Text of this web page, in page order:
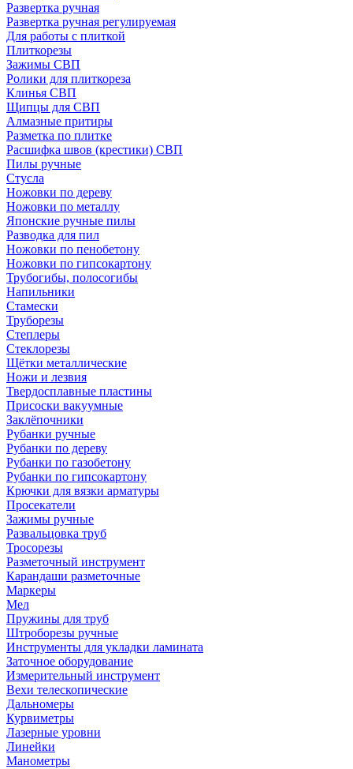
Развертка ручная
Развертка ручная регулируемая
Для работы с плиткой
Плиткорезы
Зажимы СВП
Ролики для плиткореза
Клинья СВП
Щипцы для СВП
Алмазные притиры
Разметка по плитке
Расшифка швов (крестики) СВП
Пилы ручные
Стусла
Ножовки по дереву
Ножовки по металлу
Японские ручные пилы
Разводка для пил
Ножовки по пенобетону
Ножовки по гипсокартону
Трубогибы, полосогибы
Напильники
Стамески
Труборезы
Степлеры
Стеклорезы
Щётки металлические
Ножи и лезвия
Твердосплавные пластины
Присоски вакуумные
Заклёпочники
Рубанки ручные
Рубанки по дереву
Рубанки по газобетону
Рубанки по гипсокартону
Крючки для вязки арматуры
Просекатели
Зажимы ручные
Развальцовка труб
Тросорезы
Разметочный инструмент
Карандаши разметочные
Маркеры
Мел
Пружины для труб
Штроборезы ручные
Инструменты для укладки ламината
Заточное оборудование
Измерительный инструмент
Вехи телескопические
Дальномеры
Курвиметры
Лазерные уровни
Линейки
Манометры